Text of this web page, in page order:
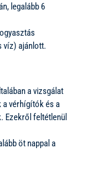
legalább 6
víz) ajánlott.
a vizsgálat
a vérhígítók és a
Ezekről feltétlenül
öt nappal a